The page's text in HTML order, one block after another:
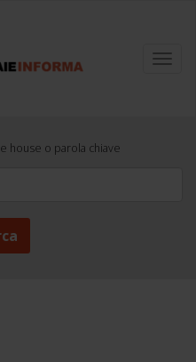
house o parola chiave